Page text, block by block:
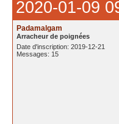
2020-01-09
Padamalgam
Arracheur de poignées
Date d'inscription: 2019-12-21
Messages: 15